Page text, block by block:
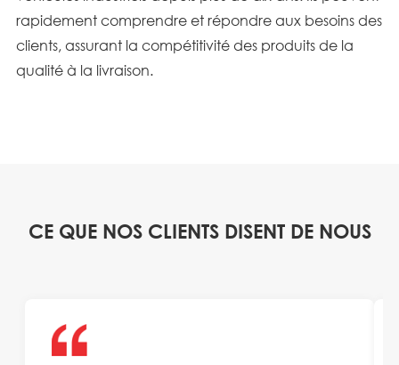
rapidement comprendre et répondre aux besoins des
clients, assurant la compétitivité des produits de la
qualité à la livraison.
CE QUE NOS CLIENTS DISENT DE NOUS